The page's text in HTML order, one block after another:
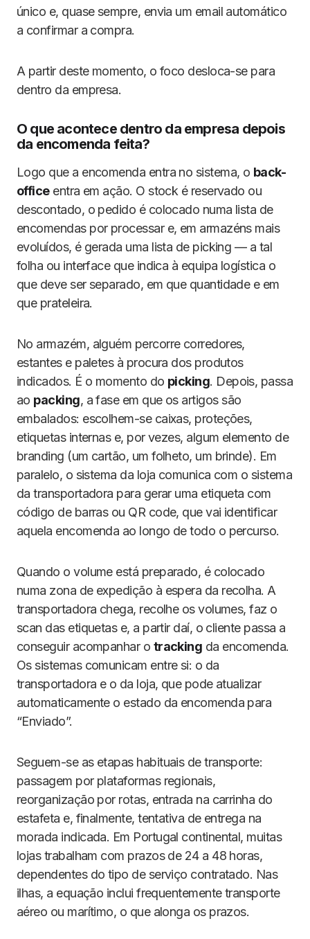
único e, quase sempre, envia um email automático
a confirmar a compra.
A partir deste momento, o foco desloca-se para
dentro da empresa.
O que acontece dentro da empresa depois
da encomenda feita?
Logo que a encomenda entra no sistema, o back-
officeentra em ação. O stock é reservado ou
descontado, o pedido é colocado numa lista de
encomendas por processar e, em armazéns mais
evoluídos, é gerada uma lista de picking — a tal
folha ou interface que indica à equipa logística o
que deve ser separado, em que quantidade e em
que prateleira.
No armazém, alguém percorre corredores,
estantes e paletes à procura dos produtos
indicados. É o momento do picking. Depois, passa
ao packing, a fase em que os artigos são
embalados: escolhem-se caixas, proteções,
etiquetas internas e, por vezes, algum elemento de
branding (um cartão, um folheto, um brinde). Em
paralelo, o sistema da loja comunica com o sistema
da transportadora para gerar uma etiqueta com
código de barras ou QR code, que vai identificar
aquela encomenda ao longo de todo o percurso.
Quando o volume está preparado, é colocado
numa zona de expedição à espera da recolha. A
transportadora chega, recolhe os volumes, faz o
scan das etiquetas e, a partir daí, o cliente passa a
conseguir acompanhar o tracking da encomenda.
Os sistemas comunicam entre si: o da
transportadora e o da loja, que pode atualizar
automaticamente o estado da encomenda para
“Enviado”.
Seguem-se as etapas habituais de transporte:
passagem por plataformas regionais,
reorganização por rotas, entrada na carrinha do
estafeta e, finalmente, tentativa de entrega na
morada indicada. Em Portugal continental, muitas
lojas trabalham com prazos de 24 a 48 horas,
dependentes do tipo de serviço contratado. Nas
ilhas, a equação inclui frequentemente transporte
aéreo ou marítimo, o que alonga os prazos.